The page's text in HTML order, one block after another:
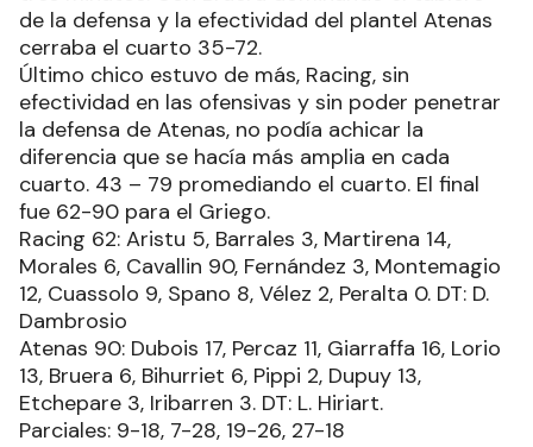
de la defensa y la efectividad del plantel Atenas
cerraba el cuarto 35-72.
Último chico estuvo de más, Racing, sin
efectividad en las ofensivas y sin poder penetrar
la defensa de Atenas, no podía achicar la
diferencia que se hacía más amplia en cada
cuarto. 43 – 79 promediando el cuarto. El final
fue 62-90 para el Griego.
Racing 62: Aristu 5, Barrales 3, Martirena 14,
Morales 6, Cavallin 90, Fernández 3, Montemagio
12, Cuassolo 9, Spano 8, Vélez 2, Peralta 0. DT: D.
Dambrosio
Atenas 90: Dubois 17, Percaz 11, Giarraffa 16, Lorio
13, Bruera 6, Bihurriet 6, Pippi 2, Dupuy 13,
Etchepare 3, Iribarren 3. DT: L. Hiriart.
Parciales: 9-18, 7-28, 19-26, 27-18